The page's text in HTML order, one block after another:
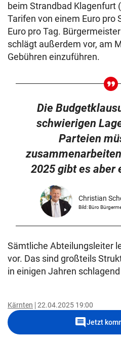
beim Strandbad Klagenfurt
Tarifen von einem Euro pro
Euro pro Tag.
schlägt außerdem vor, am
Gebühren einzuführen.
Die
schwierigen
Parteien
2025 gibt es aber
Christian
Bild: Büro
Sämtliche Abteilungsleiter
vor. Das sind großteils
in einigen Jahren
Kärnten 22.04.2025 19:00
commentJetzt